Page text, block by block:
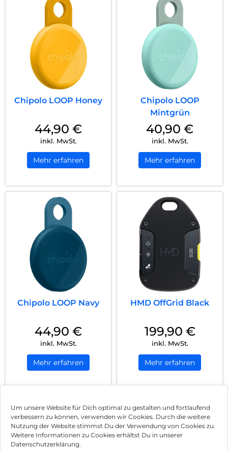
Um unsere Website für Dich optimal zu gestalten und fortlaufend
verbessern zu können, verwenden wir Cookies. Durch die weitere
Nutzung der Website stimmst Du der Verwendung von Cookies zu.
Weitere Informationen zu Cookies erhältst Du in unserer
Datenschutzerklärung.
Chipolo LOOP Honey
44,90 €
inkl. MwSt.
Mehr erfahren
Chipolo LOOP
Mintgrün
40,90 €
inkl. MwSt.
Mehr erfahren
Chipolo LOOP Navy
44,90 €
inkl. MwSt.
Mehr erfahren
HMD OffGrid Black
199,90 €
inkl. MwSt.
Mehr erfahren
1 2 Nächste
Impressum